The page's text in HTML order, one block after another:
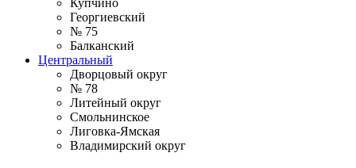
Купчино
Георгиевский
№ 75
Балканский
Центральный
Дворцовый округ
№ 78
Литейный округ
Смольнинское
Лиговка-Ямская
Владимирский округ